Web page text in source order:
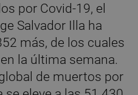
por Covid-19, el
Salvador Illa ha
más, de los cuales
la última semana.
de muertos por